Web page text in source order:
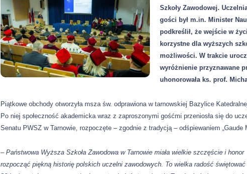
Szkoły Zawodowej.
gości był m.in. Minister
podkreślił, że wejście w
korzystne dla wyższych
możliwości. W trakcie
wyróżnienie przyznawane
uhonorowała ks. prof.
Piątkowe obchody otworzyła msza św. odprawiona w tarnowskiej Bazylice
Po niej społeczność akademicka wraz z zaproszonymi gośćmi przeniosła się do
Senatu PWSZ w Tarnowie, rozpoczęte – zgodnie z tradycją – odśpiewaniem „Gaude
– Państwowa Wyższa Szkoła Zawodowa w Tarnowie miała wielkie szczęście i honor
rozpocząć piękną historię polskich uczelni zawodowych. To wielka radość świętować